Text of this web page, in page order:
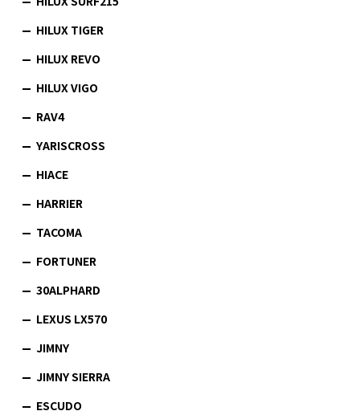
HILUX TIGER
HILUX REVO
HILUX VIGO
RAV4
YARISCROSS
HIACE
HARRIER
TACOMA
FORTUNER
30ALPHARD
LEXUS LX570
JIMNY
JIMNY SIERRA
ESCUDO